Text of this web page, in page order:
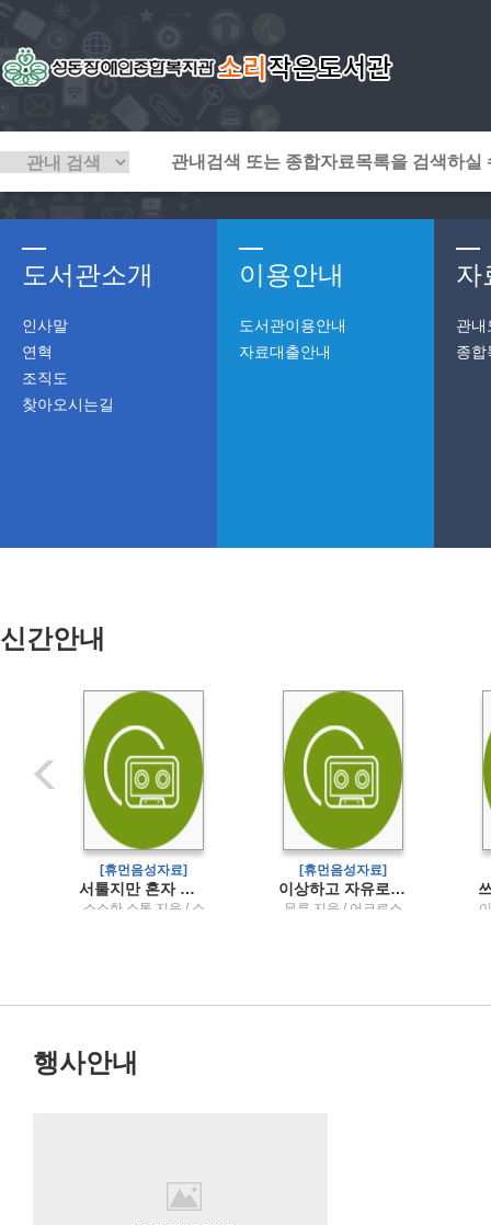
도서관소개
인사말
연혁
조직도
찾아오시는길
이용안내
도서관이용안내
자료대출안내
자
관내
종합
신간안내
[휴먼음성자료]
서툴지만 혼자 살아보겠습니다발달장애인의 자립생활을 돕는 쉬운 살림책
소소한 소통 지음 / 소
[휴먼음성자료]
이상하고 자유로운 할머니가 되고 싶어무루의 어른을 위한 그림책 읽기
무루 지음 / 어크로스
행사안내